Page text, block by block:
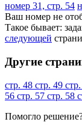
номер 31, стр. 54
Ваш номер не
Такое бывает:
следующей
Другие
стр. 48 стр. 49
56 стр. 57 стр. 58
Помогло